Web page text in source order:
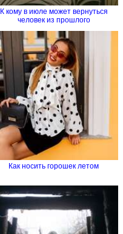
К кому в июле может вернуться
человек из прошлого
Как носить горошек летом